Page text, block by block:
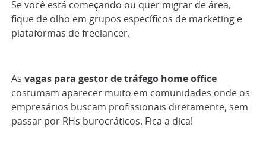
Se você está começando ou quer migrar de área,
fique de olho em grupos específicos de marketing e
plataformas de freelancer.
As vagas para gestor de tráfego home office
costumam aparecer muito em comunidades onde os
empresários buscam profissionais diretamente, sem
passar por RHs burocráticos. Fica a dica!